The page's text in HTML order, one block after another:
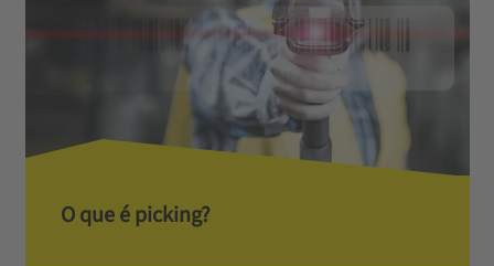
O que é picking?